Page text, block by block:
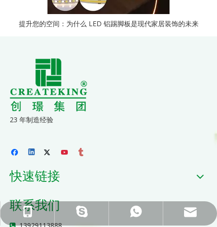
提升您的空间：为什么 LED 铝踢脚板是现代家居装饰的未来
23 年制造经验
13929113888
13928691588
ck_Lucky@gdcreateking.com
快速链接
联系我们